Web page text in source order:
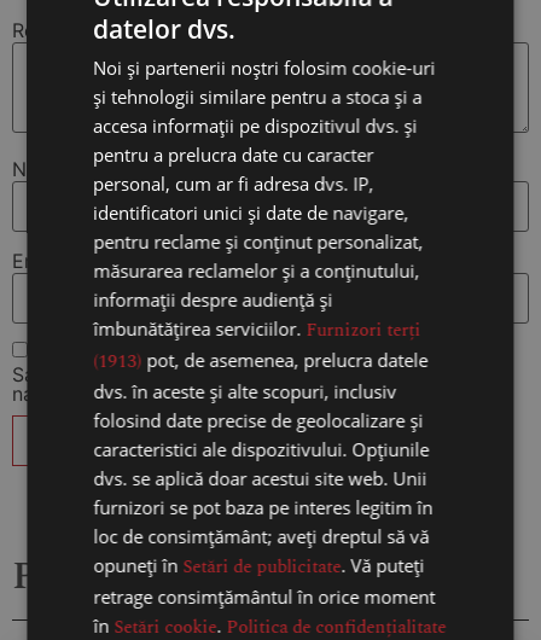
Recenzia ta*
Nume
Email
Salvează-mi numele, emailul și site-ul web în acest
navigator pentru data viitoare când o să comentez.
Produse similare
datelor dvs.
Noi și partenerii noștri folosim cookie-uri
și tehnologii similare pentru a stoca și a
accesa informații pe dispozitivul dvs. și
pentru a prelucra date cu caracter
personal, cum ar fi adresa dvs. IP,
identificatori unici și date de navigare,
pentru reclame și conținut personalizat,
măsurarea reclamelor și a conținutului,
informații despre audiență și
îmbunătățirea serviciilor. Furnizori terți
(1913) pot, de asemenea, prelucra datele
dvs. în aceste și alte scopuri, inclusiv
folosind date precise de geolocalizare și
caracteristici ale dispozitivului. Opțiunile
dvs. se aplică doar acestui site web. Unii
furnizori se pot baza pe interes legitim în
loc de consimțământ; aveți dreptul să vă
opuneți în Setări de publicitate. Vă puteți
retrage consimțământul în orice moment
în Setări cookie. Politica de confidențialitate